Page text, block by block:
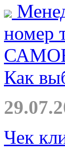
номер
Как
Чек